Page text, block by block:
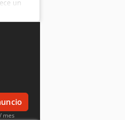
un
mes